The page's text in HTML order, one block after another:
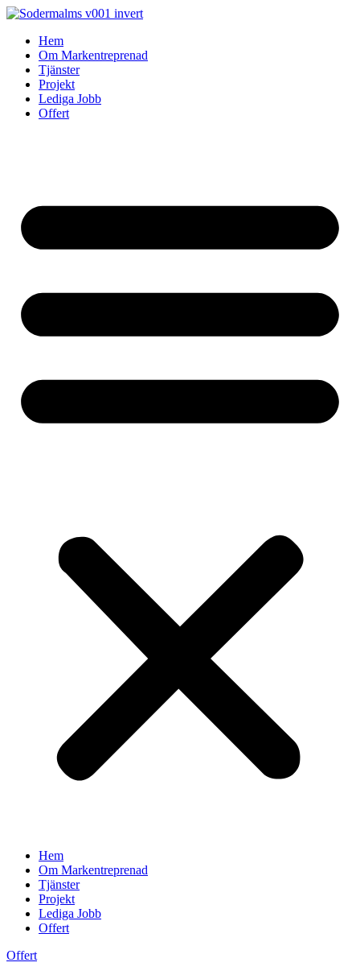
Skip
contentHem
Om Markentreprenad
Tjänster
Projekt
Lediga Jobb
Offert
Hem
Om Markentreprenad
Tjänster
Projekt
Lediga Jobb
Offert
Offert